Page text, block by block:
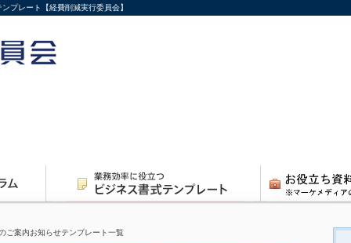
プレート【経費削減実行委員会】
ご案内お知らせテンプレート一覧